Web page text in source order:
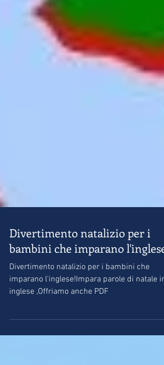
Divertimento natalizio per i
bambini che imparano l'inglese!
Divertimento natalizio per i bambini che
inglese ,Offriamo anche PDF